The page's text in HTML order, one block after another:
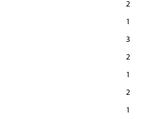
2
1
3
2
1
2
1